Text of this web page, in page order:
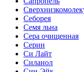
Себорея
Семя льна
Сера очищенная
Серин
Си Лайт
Силанол